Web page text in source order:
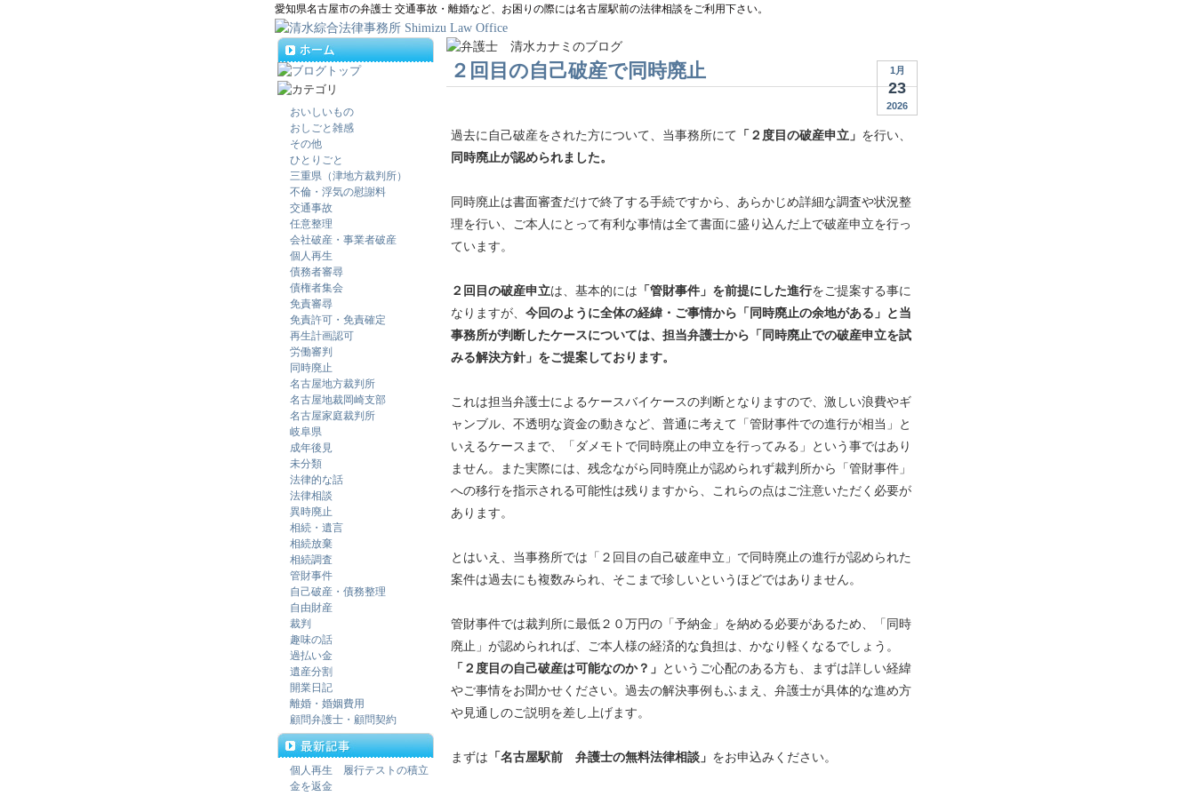
愛知県名古屋市の弁護士 交通事故・離婚など、お困りの際には名古屋駅前の法律相談をご利用下さい。
1月
23
2026
２回目の自己破産で同時廃止
過去に自己破産をされた方について、当事務所にて 「２度目の破産申立」 を行い、
同時廃止が認められました。
同時廃止は書面審査だけで終了する手続ですから、あらかじめ詳細な調査や状況整
理を行い、ご本人にとって有利な事情は全て書面に盛り込んだ上で破産申立を行っ
ています。
２回目の破産申立は、基本的には 「管財事件」を前提にした進行をご提案する事に
なりますが、 今回のように全体の経緯・ご事情から「同時廃止の余地がある」と当
事務所が判断したケースについては、担当弁護士から「同時廃止での破産申立を試
みる解決方針」をご提案しております。
これは担当弁護士によるケースバイケースの判断となりますので、激しい浪費やギ
ャンブル、不透明な資金の動きなど、普通に考えて「管財事件での進行が相当」と
いえるケースまで、「ダメモトで同時廃止の申立を行ってみる」という事ではあり
ません。また実際には、残念ながら同時廃止が認められず裁判所から「管財事件」
への移行を指示される可能性は残りますから、これらの点はご注意いただく必要が
あります。
とはいえ、当事務所では「２回目の自己破産申立」で同時廃止の進行が認められた
案件は過去にも複数みられ、そこまで珍しいというほどではありません。
管財事件では裁判所に最低２０万円の「予納金」を納める必要があるため、「同時
廃止」が認められれば、ご本人様の経済的な負担は、かなり軽くなるでしょう。
「２度目の自己破産は可能なのか？」 というご心配のある方も、まずは詳しい経緯
やご事情をお聞かせください。過去の解決事例もふまえ、弁護士が具体的な進め方
や見通しのご説明を差し上げます。
まずは 「名古屋駅前 弁護士の無料法律相談」 をお申込みください。
おいしいもの
おしごと雑感
その他
ひとりごと
三重県（津地方裁判所）
不倫・浮気の慰謝料
交通事故
任意整理
会社破産・事業者破産
個人再生
債務者審尋
債権者集会
免責審尋
免責許可・免責確定
再生計画認可
労働審判
同時廃止
名古屋地方裁判所
名古屋地裁岡崎支部
名古屋家庭裁判所
岐阜県
成年後見
未分類
法律的な話
法律相談
異時廃止
相続・遺言
相続放棄
相続調査
管財事件
自己破産・債務整理
自由財産
裁判
趣味の話
過払い金
遺産分割
開業日記
離婚・婚姻費用
顧問弁護士・顧問契約
個人再生 履行テストの積立
金を返金